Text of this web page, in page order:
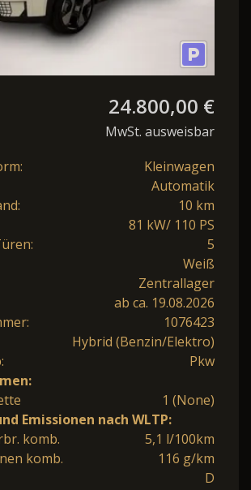
24.800,00 €
MwSt. ausweisbar
Kleinwagen
Automatik
10 km
81 kW/ 110 PS
5
Weiß
Zentrallager
ab ca. 19.08.2026
1076423
Hybrid (Benzin/Elektro)
Pkw
1 (None)
Emissionen nach WLTP:
komb.
5,1 l/100km
komb.
116 g/km
D